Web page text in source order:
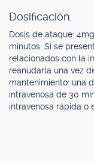
Dosificación.
Dosis de ataque:
minutos. Si se
relacionados con la
reanudarla una vez
mantenimiento: una
intravenosa de 30
intravenosa rápida o